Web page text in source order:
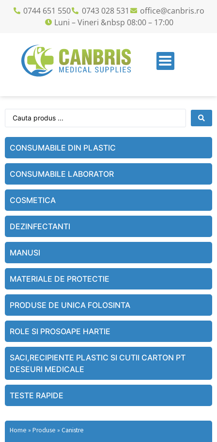
0744 651 550 0743 028 531
office@canbris.ro
Luni – Vineri &nbsp 08:00 – 17:00
CONSUMABILE DIN PLASTIC
CONSUMABILE LABORATOR
COSMETICA
DEZINFECTANTI
MANUSI
MATERIALE DE PROTECTIE
PRODUSE DE UNICA FOLOSINTA
ROLE SI PROSOAPE HARTIE
SACI,RECIPIENTE PLASTIC SI CUTII CARTON PT
DESEURI MEDICALE
TESTE RAPIDE
Home » Produse » Canistre